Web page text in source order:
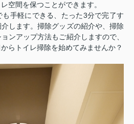
空間を保つことができます。
手軽にできる、たった3分で完了す
します。掃除グッズの紹介や、掃除
ンアップ方法もご紹介しますので、
らトイレ掃除を始めてみませんか？